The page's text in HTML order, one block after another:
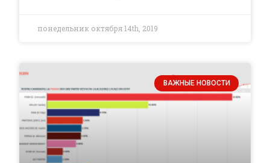
понедельник октября 14th, 2019
ВАЖНЫЕ НОВОСТИ